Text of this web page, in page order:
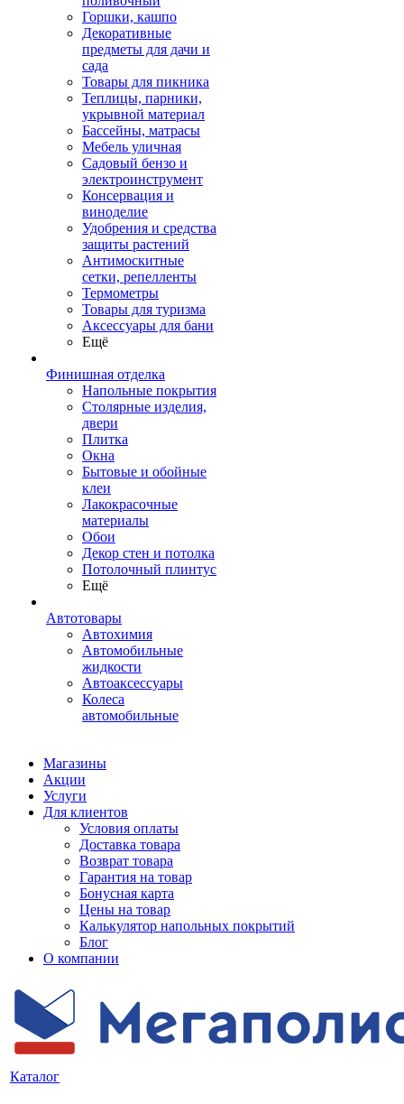
Горшки, кашпо
Декоративные
предметы для дачи и
сада
Товары для пикника
Теплицы, парники,
укрывной материал
Бассейны, матрасы
Мебель уличная
Садовый бензо и
электроинструмент
Консервация и
виноделие
Удобрения и средства
защиты растений
Антимоскитные
сетки, репелленты
Термометры
Товары для туризма
Аксессуары для бани
Ещё
Финишная отделка
Напольные покрытия
Столярные изделия,
двери
Плитка
Окна
Бытовые и обойные
клеи
Лакокрасочные
материалы
Обои
Декор стен и потолка
Потолочный плинтус
Ещё
Автотовары
Автохимия
Автомобильные
жидкости
Автоаксессуары
Колеса
автомобильные
Магазины
Акции
Услуги
Для клиентов
Условия оплаты
Доставка товара
Возврат товара
Гарантия на товар
Бонусная карта
Цены на товар
Калькулятор напольных покрытий
Блог
О компании
Каталог